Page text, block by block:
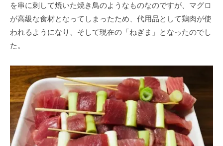
を串に刺して焼いた焼き鳥のようなものなのですが、マグロ
が高級な食材となってしまったため、代用品として鶏肉が使
われるようになり、そして現在の「ねぎま」となったのでし
た。